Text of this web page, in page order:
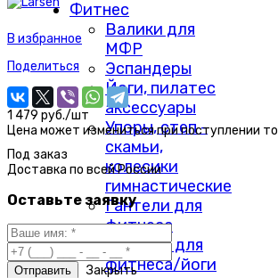
Фитнес
Валики для
МФР
Эспандеры
Йоги, пилатес
аксессуары
Упоры, степ -
скамьи,
колесики
гимнастические
Гантели для
фитнеса
Коврики для
фитнеса/йоги
В избранное
Поделиться
1 479 руб./шт
Цена может измениться при поступлении
Под заказ
Доставка по всей России
Оставьте заявку
Закрыть